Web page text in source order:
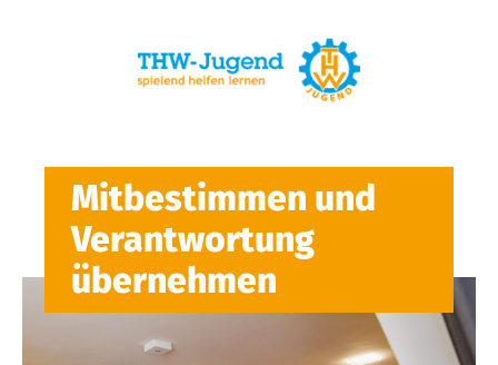
Mitbestimmen und
Verantwortung
übernehmen